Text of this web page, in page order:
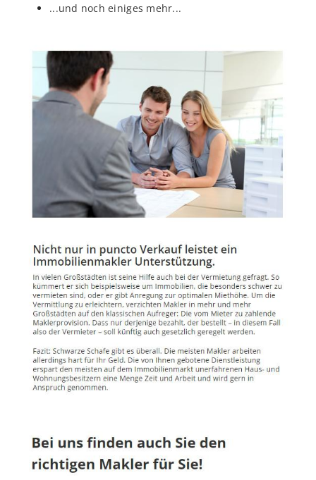
...und noch einiges mehr...